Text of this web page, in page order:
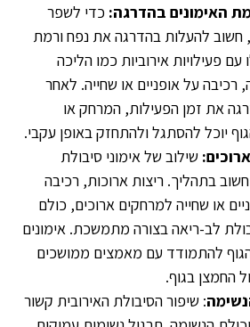
האימונים בהדרגה: כדי לשפר
חשוב להעלות בהדרגה את נפח ורמת
עם פעילויות אירוביות כמו הליכה
רכיבה על אופניים או שחייה. לאחר
את זמן הפעילות, המרחק או
יוכל להסתגל ולהתחזק באופן עקבי.
שילוב של אימוני סיבולת
בתהליך. ריצות ארוכות, רכיבה
או שחייה למרחקים ארוכים, כולם
לב-ריאה בצורה מתמשכת. אימונים
להתמודד עם מאמצים ממושכים
החמצן בגוף.
: שיפור הסיבולת האירובית קשור